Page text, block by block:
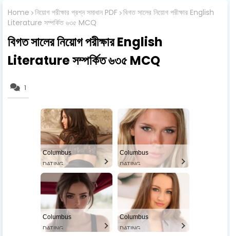
Home নিয়োগ পরীক্ষার প্রশ্ন সমাধান PDF বিগত সালের নিয়োগ পরীক্ষার English
Literature সম্পর্কিত ৬৩৫ MCQ
বিগত সালের নিয়োগ পরীক্ষার English
Literature সম্পর্কিত ৬৩৫ MCQ
1
Columbus
DATING
Columbus
DATING
Columbus
DATING
Columbus
DATING